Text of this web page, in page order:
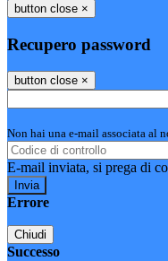
button close ×
Recupero password
button close ×
Non hai una e-mail associata al
E-mail inviata, si prega di
Errore
Chiudi
Successo